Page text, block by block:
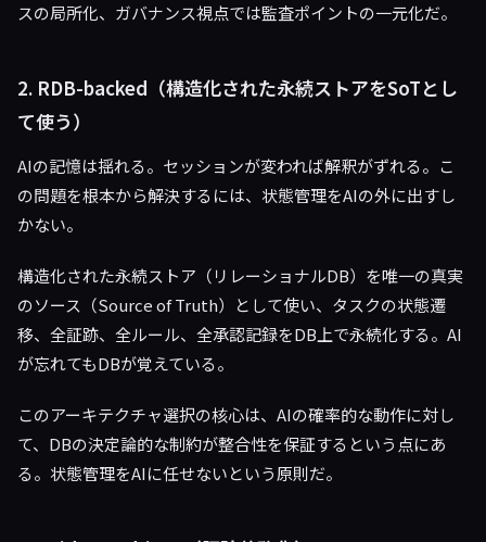
スの局所化、ガバナンス視点では監査ポイントの一元化だ。
2. RDB-backed（構造化された永続ストアをSoTとし
て使う）
AIの記憶は揺れる。セッションが変われば解釈がずれる。こ
の問題を根本から解決するには、状態管理をAIの外に出すし
かない。
構造化された永続ストア（リレーショナルDB）を唯一の真実
のソース（Source of Truth）として使い、タスクの状態遷
移、全証跡、全ルール、全承認記録をDB上で永続化する。AI
が忘れてもDBが覚えている。
このアーキテクチャ選択の核心は、AIの確率的な動作に対し
て、DBの決定論的な制約が整合性を保証するという点にあ
る。状態管理をAIに任せないという原則だ。